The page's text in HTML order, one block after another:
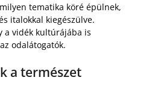
tematika köré épülnek,
italokkal kiegészülve.
a vidék kultúrájába is
odalátogatók.
a természet